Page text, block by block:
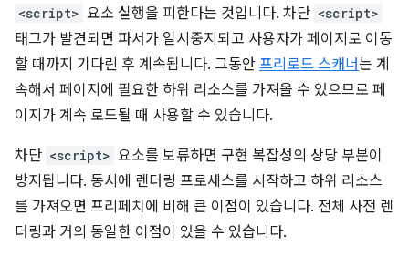
<script> 요소 실행을 피한다는 것입니다. 차단 <script>
태그가 발견되면 파서가 일시중지되고 사용자가 페이지로 이동
할 때까지 기다린 후 계속됩니다. 그동안 프리로드 스캐너는 계
속해서 페이지에 필요한 하위 리소스를 가져올 수 있으므로 페
이지가 계속 로드될 때 사용할 수 있습니다.
차단 <script> 요소를 보류하면 구현 복잡성의 상당 부분이
방지됩니다. 동시에 렌더링 프로세스를 시작하고 하위 리소스
를 가져오면 프리페치에 비해 큰 이점이 있습니다. 전체 사전 렌
더링과 거의 동일한 이점이 있을 수 있습니다.